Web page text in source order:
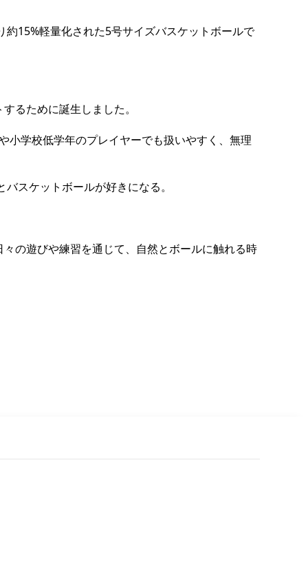
約15%軽量化された5号サイズバスケットボールで
るために誕生しました。
小学校低学年のプレイヤーでも扱いやすく、無理
スケットボールが好きになる。
の遊びや練習を通じて、自然とボールに触れる時